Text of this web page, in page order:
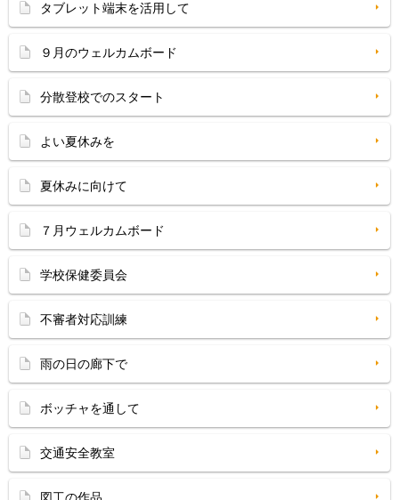
タブレット端末を活用して
９月のウェルカムボード
分散登校でのスタート
よい夏休みを
夏休みに向けて
７月ウェルカムボード
学校保健委員会
不審者対応訓練
雨の日の廊下で
ボッチャを通して
交通安全教室